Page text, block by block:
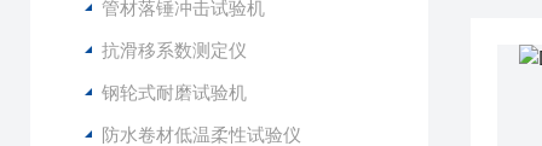
管材落锤冲击试验机
抗滑移系数测定仪
钢轮式耐磨试验机
防水卷材低温柔性试验仪